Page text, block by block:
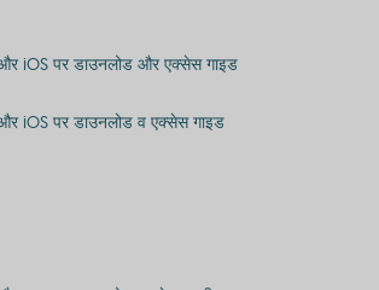
iOS पर डाउनलोड और एक्सेस गाइड
iOS पर डाउनलोड व एक्सेस गाइड